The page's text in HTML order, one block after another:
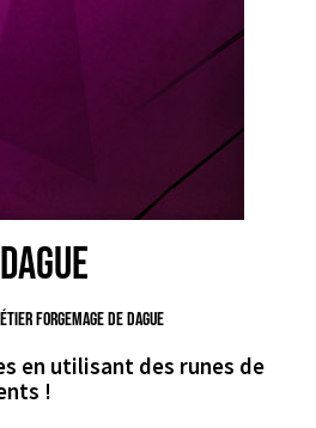
Forgemage de Dague
en utilisant des runes de
!